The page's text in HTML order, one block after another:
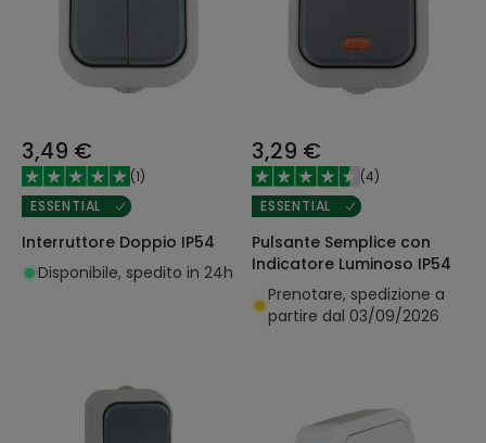
3,49 €
(1)
ESSENTIAL
Interruttore Doppio IP54
Disponibile, spedito in 24h
3,29 €
(4)
ESSENTIAL
Pulsante Semplice con
Indicatore Luminoso IP54
Prenotare, spedizione a
partire dal 03/09/2026